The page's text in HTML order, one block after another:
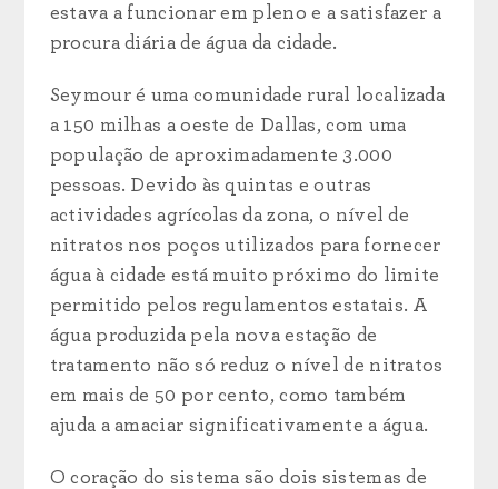
estava a funcionar em pleno e a satisfazer a
procura diária de água da cidade.
Seymour é uma comunidade rural localizada
a 150 milhas a oeste de Dallas, com uma
população de aproximadamente 3.000
pessoas. Devido às quintas e outras
actividades agrícolas da zona, o nível de
nitratos nos poços utilizados para fornecer
água à cidade está muito próximo do limite
permitido pelos regulamentos estatais. A
água produzida pela nova estação de
tratamento não só reduz o nível de nitratos
em mais de 50 por cento, como também
ajuda a amaciar significativamente a água.
O coração do sistema são dois sistemas de